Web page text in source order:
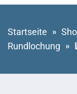
Startseite
Rundlochung